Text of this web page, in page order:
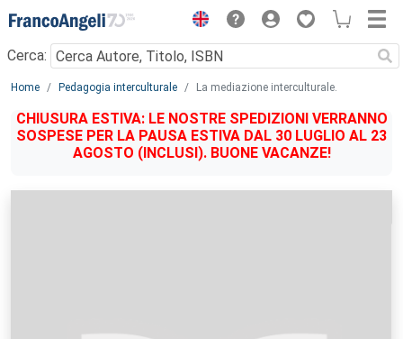
Menu
Cerca:
Main content
Home Pedagogia interculturale La mediazione interculturale.
CHIUSURA ESTIVA: LE NOSTRE SPEDIZIONI VERRANNO
SOSPESE PER LA PAUSA ESTIVA DAL 30 LUGLIO AL 23
AGOSTO (INCLUSI). BUONE VACANZE!